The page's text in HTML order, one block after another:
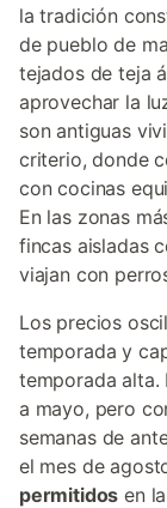
la tradición
de pueblo de
tejados de teja
aprovechar la
son antiguas
criterio, donde
con cocinas
En las zonas
fincas aisladas
viajan con
Los precios
temporada y
temporada alta.
a mayo, pero
semanas de
el mes de
permitidos en